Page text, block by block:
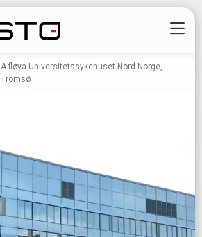
A-fløya Universitetssykehuset Nord-Norge,
Tromsø